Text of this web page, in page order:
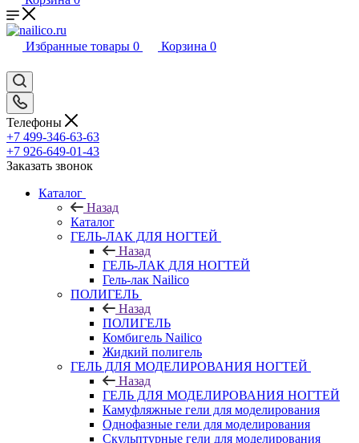
Избранные товары 0 Корзина 0
Телефоны
+7 499-346-63-63
+7 926-649-01-43
Заказать звонок
Каталог
Назад
Каталог
ГЕЛЬ-ЛАК ДЛЯ НОГТЕЙ
Назад
ГЕЛЬ-ЛАК ДЛЯ НОГТЕЙ
Гель-лак Nailico
ПОЛИГЕЛЬ
Назад
ПОЛИГЕЛЬ
Комбигель Nailico
Жидкий полигель
ГЕЛЬ ДЛЯ МОДЕЛИРОВАНИЯ НОГТЕЙ
Назад
ГЕЛЬ ДЛЯ МОДЕЛИРОВАНИЯ НОГТЕЙ
Камуфляжные гели для моделирования
Однофазные гели для моделирования
Скульптурные гели для моделирования